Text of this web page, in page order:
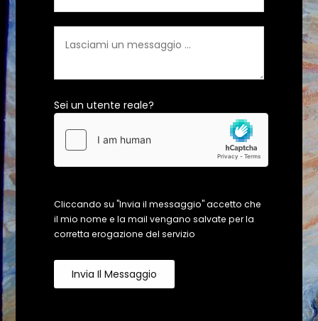
Sei un utente reale?
Cliccando su "Invia il messaggio" accetto che
il mio nome e la mail vengano salvate per la
corretta erogazione del servizio
Invia Il Messaggio